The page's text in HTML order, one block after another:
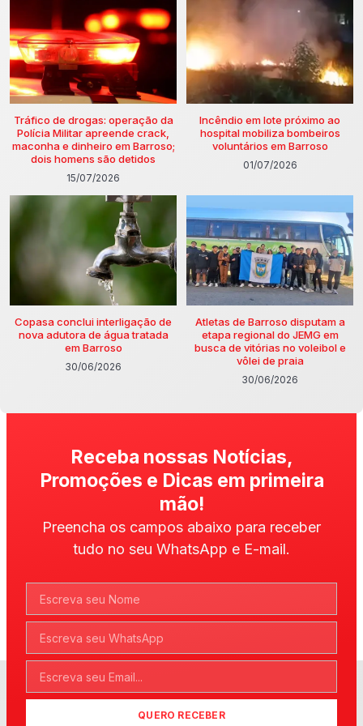
Tráfico de drogas: operação da
Polícia Militar apreende crack,
maconha e dinheiro em Barroso;
dois homens são detidos
15/07/2026
Incêndio em lote próximo ao
hospital mobiliza bombeiros
voluntários em Barroso
01/07/2026
Copasa conclui interligação de
nova adutora de água tratada
em Barroso
30/06/2026
Atletas de Barroso disputam a
etapa regional do JEMG em
busca de vitórias no voleibol e
vôlei de praia
30/06/2026
Receba nossas Notícias,
Promoções e Dicas em primeira
mão!
Preencha os campos abaixo para receber
tudo no seu WhatsApp e E-mail.
QUERO RECEBER